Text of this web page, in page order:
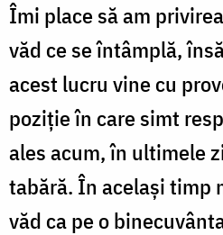
Îmi place să am
văd ce se întâmplă,
acest lucru vine cu
poziție în care simt
ales acum, în ultimele
tabără. În același timp
văd ca pe o